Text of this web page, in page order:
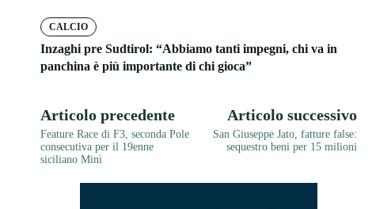
CALCIO
Inzaghi pre Sudtirol: “Abbiamo tanti impegni, chi va in
panchina è più importante di chi gioca”
Articolo precedente
Feature Race di F3, seconda Pole
consecutiva per il 19enne
siciliano Minì
Articolo successivo
San Giuseppe Jato, fatture false:
sequestro beni per 15 milioni